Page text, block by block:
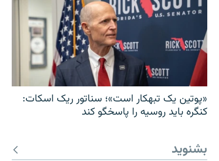
«پوتین یک تبهکار است»؛ سناتور ریک اسکات:
کنگره باید روسیه را پاسخگو کند
بشنوید